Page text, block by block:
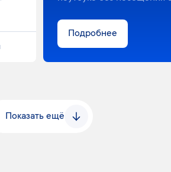
Подробнее
Показать ещё